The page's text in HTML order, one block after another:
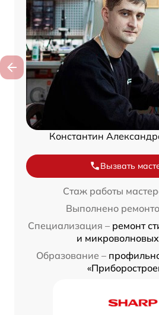
Константин
Вызвать
Стаж работы
Выполнено
Специализация – ремонт
и
Образование –